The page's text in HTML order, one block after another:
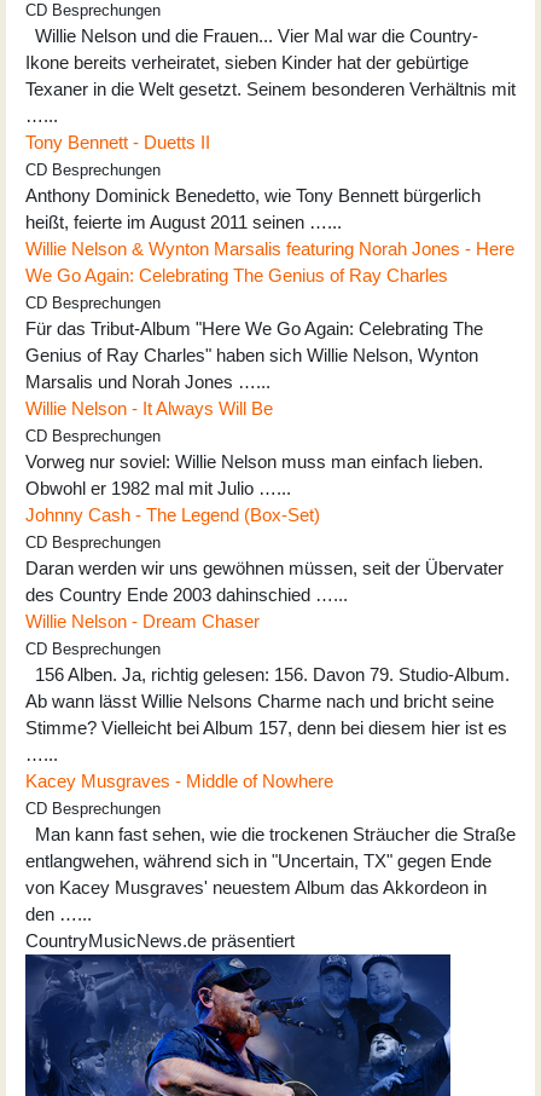
CD Besprechungen
Willie Nelson und die Frauen... Vier Mal war die Country-
Ikone bereits verheiratet, sieben Kinder hat der gebürtige
Texaner in die Welt gesetzt. Seinem besonderen Verhältnis mit
…...
Tony Bennett - Duetts II
CD Besprechungen
Anthony Dominick Benedetto, wie Tony Bennett bürgerlich
heißt, feierte im August 2011 seinen …...
Willie Nelson & Wynton Marsalis featuring Norah Jones - Here
We Go Again: Celebrating The Genius of Ray Charles
CD Besprechungen
Für das Tribut-Album "Here We Go Again: Celebrating The
Genius of Ray Charles" haben sich Willie Nelson, Wynton
Marsalis und Norah Jones …...
Willie Nelson - It Always Will Be
CD Besprechungen
Vorweg nur soviel: Willie Nelson muss man einfach lieben.
Obwohl er 1982 mal mit Julio …...
Johnny Cash - The Legend (Box-Set)
CD Besprechungen
Daran werden wir uns gewöhnen müssen, seit der Übervater
des Country Ende 2003 dahinschied …...
Willie Nelson - Dream Chaser
CD Besprechungen
156 Alben. Ja, richtig gelesen: 156. Davon 79. Studio-Album.
Ab wann lässt Willie Nelsons Charme nach und bricht seine
Stimme? Vielleicht bei Album 157, denn bei diesem hier ist es
…...
Kacey Musgraves - Middle of Nowhere
CD Besprechungen
Man kann fast sehen, wie die trockenen Sträucher die Straße
entlangwehen, während sich in "Uncertain, TX" gegen Ende
von Kacey Musgraves' neuestem Album das Akkordeon in
den …...
CountryMusicNews.de präsentiert